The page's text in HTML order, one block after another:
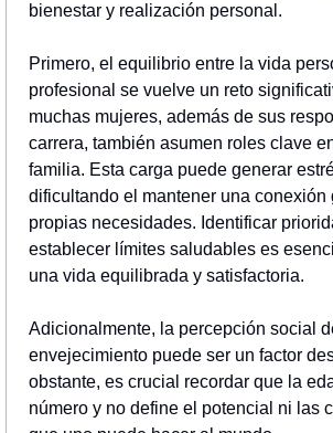
bienestar y realización personal.
Primero, el equilibrio entre la vida
profesional se vuelve un reto
muchas mujeres, además de sus
carrera, también asumen roles clave
familia. Esta carga puede generar
dificultando el mantener una conexión
propias necesidades. Identificar
establecer límites saludables es
una vida equilibrada y satisfactoria.
Adicionalmente, la percepción social
envejecimiento puede ser un factor
obstante, es crucial recordar que la
número y no define el potencial ni las